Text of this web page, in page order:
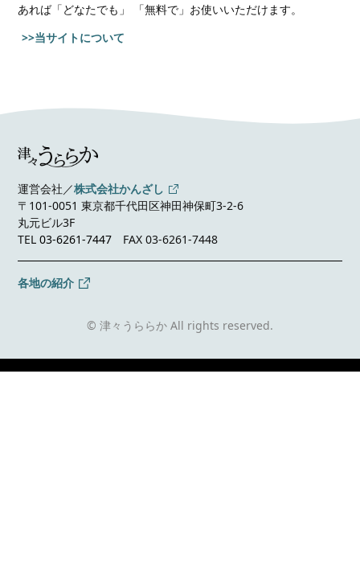
あれば「どなたでも」 「無料で」お使いいただけます。
>>当サイトについて
運営会社／株式会社かんざし
〒101-0051 東京都千代田区神田神保町3-2-6
丸元ビル3F
TEL03-6261-7447 FAX 03-6261-7448
各地の紹介
© 津々うららか All rights reserved.